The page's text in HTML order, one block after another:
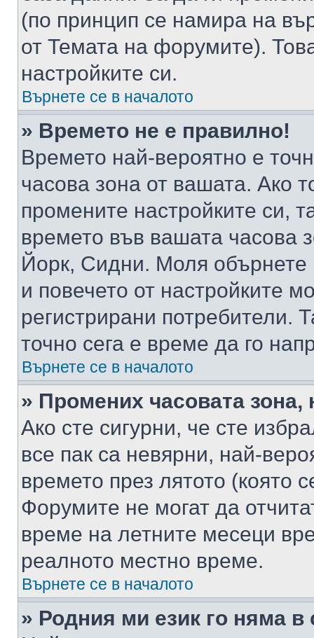
(по принцип се намира на
от Темата на форумите).
настройките си.
Върнете се в началото
» Времето не е правилно!
Времето най-вероятно е
часова зона от вашата. Ако
промените настройките си,
времето във вашата
Йорк, Сидни. Моля обърнете
и повечето от настройките
регистрирани потребители.
точно сега е време да го
Върнете се в началото
» Промених часовата
Ако сте сигурни, че сте
все пак са невярни, най-
времето през лятото (която
Форумите не могат да
време на летните месеци
реалното местно време.
Върнете се в началото
» Родния ми език го няма в